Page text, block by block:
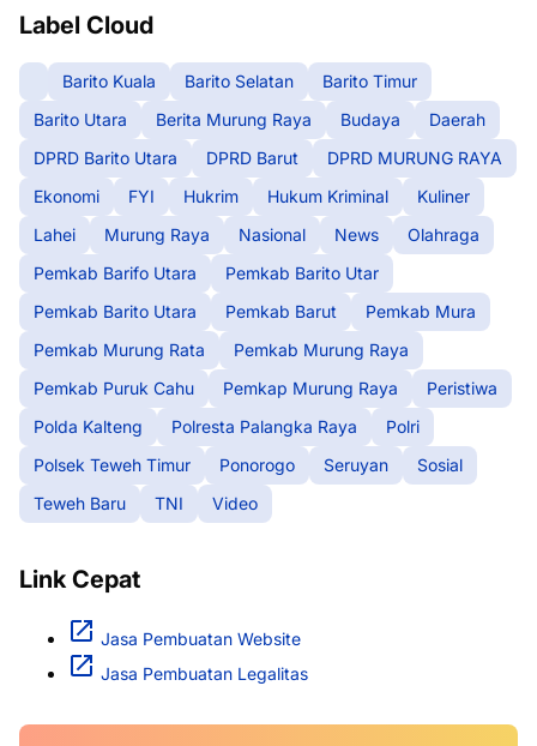
Label Cloud
Barito Kuala Barito Selatan
Barito Timur
Barito Utara
Berita Murung Raya Budaya
Daerah
DPRD Barito Utara
DPRD Barut
DPRD MURUNG RAYA
Ekonomi
FYI Hukrim Hukum Kriminal
Kuliner
Lahei
Murung Raya Nasional News
Olahraga
Pemkab Barifo Utara
Pemkab Barito Utar
Pemkab Barito Utara
Pemkab Barut
Pemkab Mura
Pemkab Murung Rata
Pemkab Murung Raya
Pemkab Puruk Cahu
Pemkap Murung Raya
Peristiwa
Polda Kalteng
Polresta Palangka Raya
Polri
Polsek Teweh Timur
Ponorogo Seruyan
Sosial
Teweh Baru
TNI Video
Link Cepat
Jasa Pembuatan Website
Jasa Pembuatan Legalitas